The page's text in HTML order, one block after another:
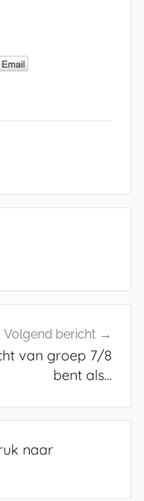
Volgend bericht
van groep 7/8
bent als…
naar